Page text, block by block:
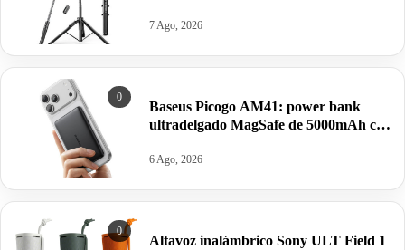
7 Ago, 2026
0
Baseus Picogo AM41: power bank
ultradelgado MagSafe de 5000mAh con
28,49€ antes 39,99€.
6 Ago, 2026
0
Altavoz inalámbrico Sony ULT Field 1